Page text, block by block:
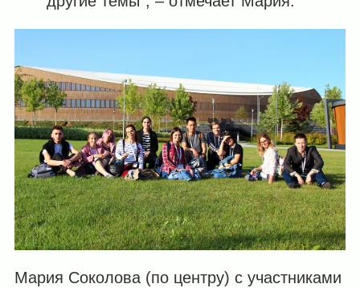
Мария Соколова (по центру) с участниками